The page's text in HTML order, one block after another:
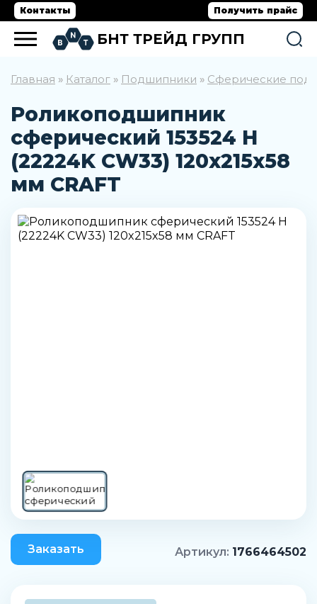
Контакты Получить прайс
БНТ ТРЕЙД ГРУПП
Главная » Каталог » Подшипники » Сферические
Роликоподшипник
сферический 153524 Н
(22224K CW33) 120x215x58
мм CRAFT
Заказать Артикул: 1766464502